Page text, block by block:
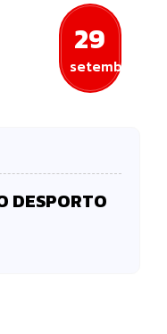
29
setembro
DESPORTO